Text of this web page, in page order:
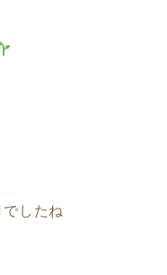
でしたね